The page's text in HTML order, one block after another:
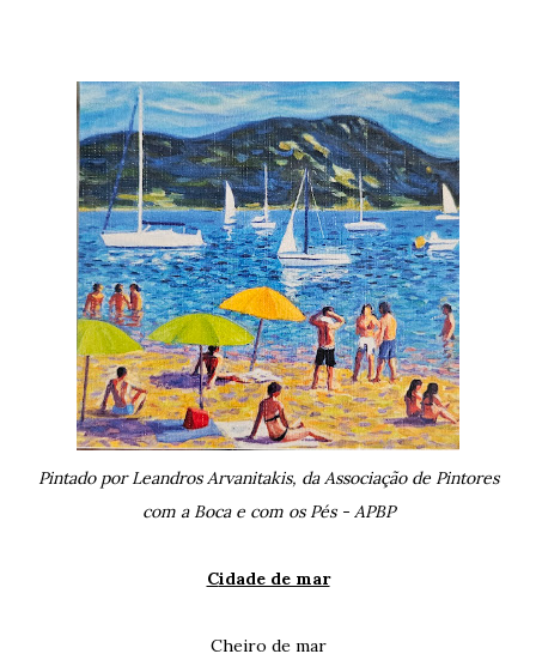
Pintado por Leandros Arvanitakis, da Associação de Pintores
com a Boca e com os Pés - APBP
Cidade de mar
Cheiro de mar